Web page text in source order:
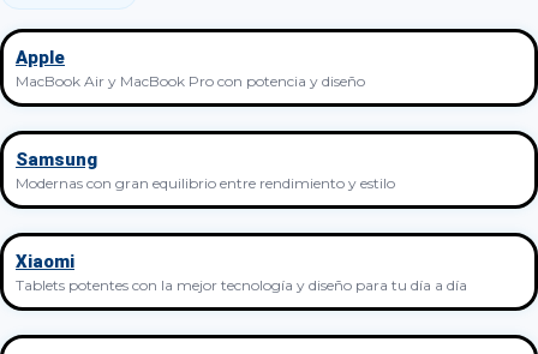
Apple
MacBook Air y MacBook Pro con potencia y diseño
Samsung
Modernas con gran equilibrio entre rendimiento y estilo
Xiaomi
Tablets potentes con la mejor tecnología y diseño para tu día a día